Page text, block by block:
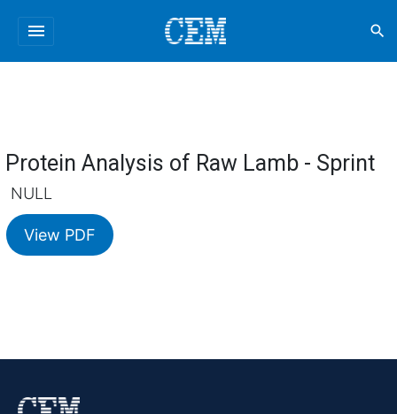
menu search
Protein Analysis of Raw Lamb - Sprint
NULL
View PDF